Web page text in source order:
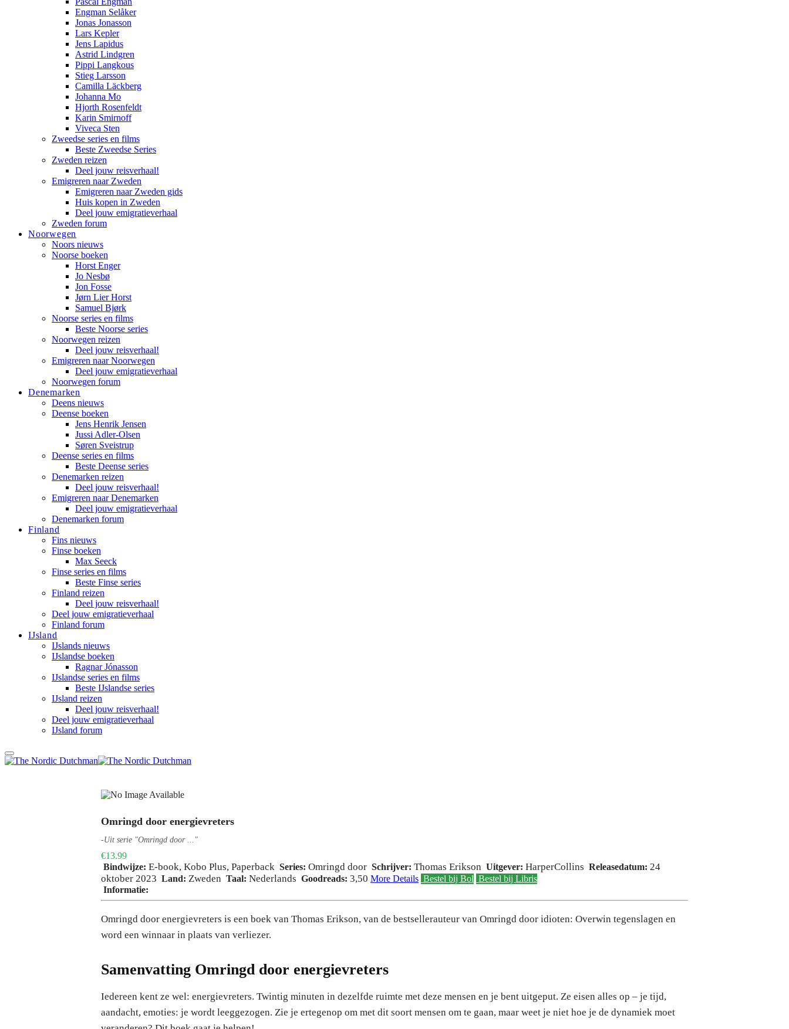
Engman Selåker
Jonas Jonasson
Lars Kepler
Jens Lapidus
Astrid Lindgren
Pippi Langkous
Stieg Larsson
Camilla Läckberg
Johanna Mo
Hjorth Rosenfeldt
Karin Smirnoff
Viveca Sten
Zweedse series en films
Beste Zweedse Series
Zweden reizen
Deel jouw reisverhaal!
Emigreren naar Zweden
Emigreren naar Zweden gids
Huis kopen in Zweden
Deel jouw emigratieverhaal
Zweden forum
Noorwegen
Noors nieuws
Noorse boeken
Horst Enger
Jo Nesbø
Jon Fosse
Jørn Lier Horst
Samuel Bjørk
Noorse series en films
Beste Noorse series
Noorwegen reizen
Deel jouw reisverhaal!
Emigreren naar Noorwegen
Deel jouw emigratieverhaal
Noorwegen forum
Denemarken
Deens nieuws
Deense boeken
Jens Henrik Jensen
Jussi Adler-Olsen
Søren Sveistrup
Deense series en films
Beste Deense series
Denemarken reizen
Deel jouw reisverhaal!
Emigreren naar Denemarken
Deel jouw emigratieverhaal
Denemarken forum
Finland
Fins nieuws
Finse boeken
Max Seeck
Finse series en films
Beste Finse series
Finland reizen
Deel jouw reisverhaal!
Deel jouw emigratieverhaal
Finland forum
IJsland
IJslands nieuws
IJslandse boeken
Ragnar Jónasson
IJslandse series en films
Beste IJslandse series
IJsland reizen
Deel jouw reisverhaal!
Deel jouw emigratieverhaal
IJsland forum
Omringd door energievreters
-Uit serie "Omringd door ..."
€13.99
Bindwijze: E-book, Kobo Plus, Paperback Series: Omringd door Schrijver: Thomas Erikson Uitgever: HarperCollins Releasedatum: 24
oktober 2023 Land: Zweden Taal: Nederlands Goodreads: 3,50 More Details Bestel bij Bol Bestel bij Libris
Informatie:
Omringd door energievreters is een boek van Thomas Erikson, van de bestsellerauteur van Omringd door idioten: Overwin tegenslagen en
word een winnaar in plaats van verliezer.
Samenvatting Omringd door energievreters
Iedereen kent ze wel: energievreters. Twintig minuten in dezelfde ruimte met deze mensen en je bent uitgeput. Ze eisen alles op – je tijd,
aandacht, emoties: je wordt leeggezogen. Zie je ertegenop om met dit soort mensen om te gaan, maar weet je niet hoe je de dynamiek moet